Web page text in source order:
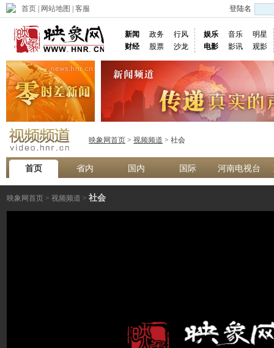
首页 网站地图 客服 登陆名
新闻 政务
行风
财经
股票 沙龙
娱乐 音乐
明星
电影
影讯 观影
映象网首页 > 视频频道 > 社会
首页 省内 国内 国际 河南电视台
映象网首页 > 视频频道 > 社会